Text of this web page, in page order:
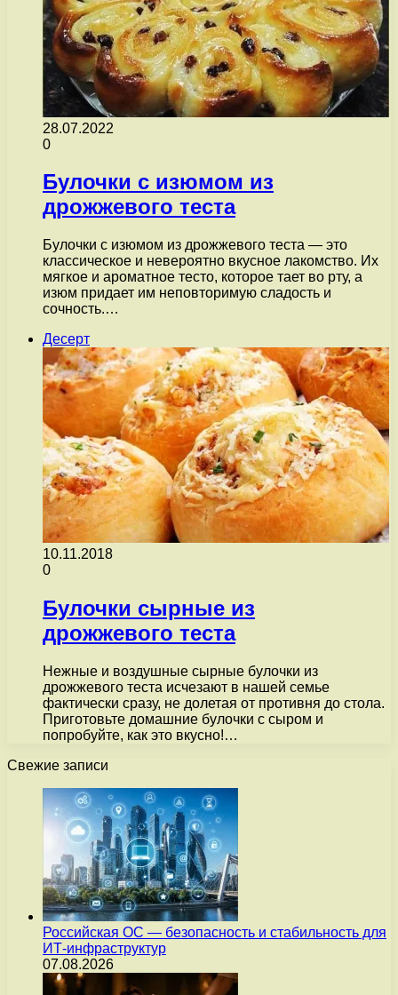
28.07.2022
0
Булочки с изюмом из
дрожжевого теста
Булочки с изюмом из дрожжевого теста — это
классическое и невероятно вкусное лакомство. Их
мягкое и ароматное тесто, которое тает во рту, а
изюм придает им неповторимую сладость и
сочность.…
Десерт
10.11.2018
0
Булочки сырные из
дрожжевого теста
Нежные и воздушные сырные булочки из
дрожжевого теста исчезают в нашей семье
фактически сразу, не долетая от противня до стола.
Приготовьте домашние булочки с сыром и
попробуйте, как это вкусно!…
Свежие записи
Российская ОС — безопасность и стабильность для
ИТ-инфраструктур
07.08.2026